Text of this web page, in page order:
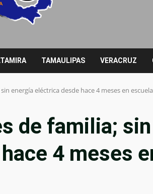
TAMAULIPAS VERACRUZ
energía eléctrica desde hace 4 meses en
de familia;
4 meses